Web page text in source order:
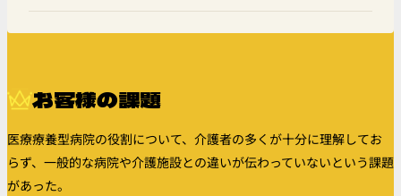
お客様の課題
医療療養型病院の役割について、介護者の多くが十分に理解してお
らず、一般的な病院や介護施設との違いが伝わっていないという課題
があった。